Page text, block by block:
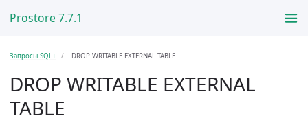
Prostore 7.7.1
Запросы SQL+ DROP WRITABLE EXTERNAL TABLE
DROP WRITABLE EXTERNAL
TABLE